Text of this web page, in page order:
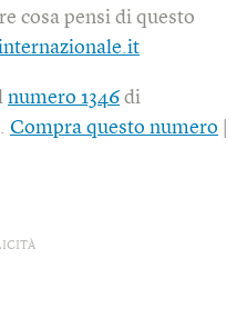
cosa pensi di questo
numero 1346 di
Compra questo numero